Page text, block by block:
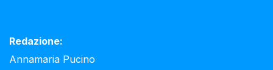
Redazione:
Annamaria Pucino